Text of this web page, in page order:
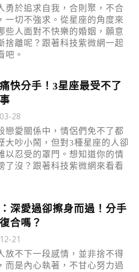
勇於追求自我，合則聚，不合
一切不強求。從星座的角度來
些人面對不快樂的婚姻，願意
捨離呢？跟著科技紫微網一起
吧。
快分手！3星座最受不了
28
戀愛關係中，情侶們免不了都
大吵小鬧，但對3種星座的人卻
以忍受的罩門。想知道你的情
了沒？跟著科技紫微網來看看
深愛過卻擦身而過！分手
合嗎？
21
放不下一段感情，並非捨不得
而是內心執著，不甘心努力過